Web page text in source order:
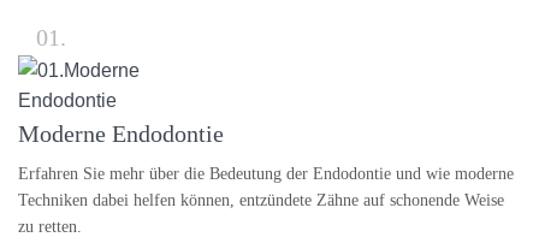
01.
Moderne Endodontie
Erfahren Sie mehr über die Bedeutung der Endodontie und wie moderne
Techniken dabei helfen können, entzündete Zähne auf schonende Weise
zu retten.